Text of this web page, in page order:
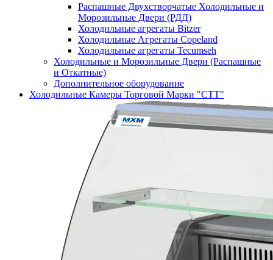
Распашные Двухстворчатые Холодильные и
Морозильные Двери (РДД)
Холодильные агрегаты Bitzer
Холодильные Агрегаты Copeland
Холодильные агрегаты Tecumseh
Холодильные и Морозильные Двери (Распашные
и Откатные)
Дополнительное оборудование
Холодильные Камеры Торговой Марки "СТТ"